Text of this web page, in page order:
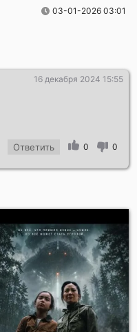
03-01-2026 03:01
16 декабря 2024 15:55
Ответить 0 0